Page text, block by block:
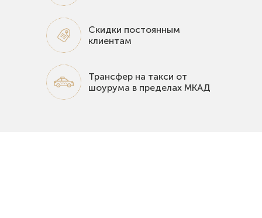
Скидки постоянным
клиентам
Трансфер на такси от
шоурума в пределах МКАД